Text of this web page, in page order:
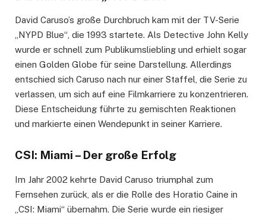
David Caruso’s große Durchbruch kam mit der TV-Serie
„NYPD Blue“, die 1993 startete. Als Detective John Kelly
wurde er schnell zum Publikumsliebling und erhielt sogar
einen Golden Globe für seine Darstellung. Allerdings
entschied sich Caruso nach nur einer Staffel, die Serie zu
verlassen, um sich auf eine Filmkarriere zu konzentrieren.
Diese Entscheidung führte zu gemischten Reaktionen
und markierte einen Wendepunkt in seiner Karriere.
CSI: Miami – Der große Erfolg
Im Jahr 2002 kehrte David Caruso triumphal zum
Fernsehen zurück, als er die Rolle des Horatio Caine in
„CSI: Miami“ übernahm. Die Serie wurde ein riesiger